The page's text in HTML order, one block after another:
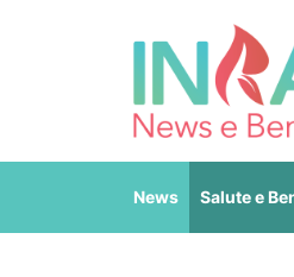
News Salute e